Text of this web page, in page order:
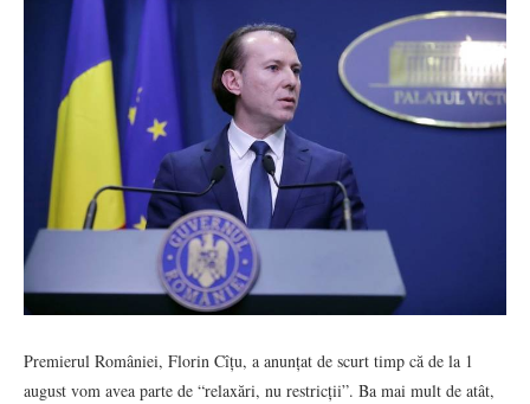
Premierul României, Florin Cîțu, a anunțat de scurt timp că de la 1
august vom avea parte de “relaxări, nu restricții”. Ba mai mult de atât,